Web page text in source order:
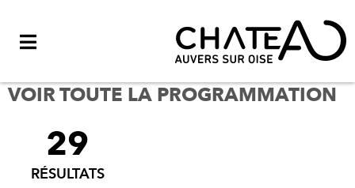
VOIR TOUTE LA PROGRAMMATION
FILTRER
RÉSULTATS
29
RÉSULTATS